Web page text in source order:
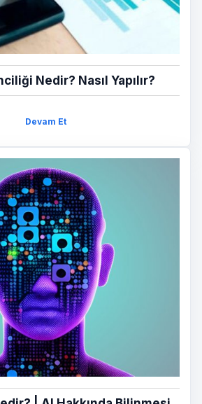
Nedir? Nasıl Yapılır?
Devam Et